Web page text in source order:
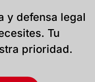
y defensa legal
Tu
prioridad.